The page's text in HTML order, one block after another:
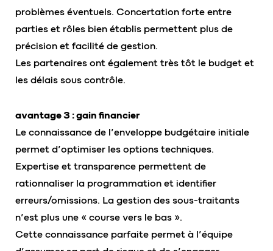
problèmes éventuels. Concertation forte entre
parties et rôles bien établis permettent plus de
précision et facilité de gestion.
Les partenaires ont également très tôt le budget et
les délais sous contrôle.
avantage 3 : gain financier
Le connaissance de l’enveloppe budgétaire initiale
permet d’optimiser les options techniques.
Expertise et transparence permettent de
rationnaliser la programmation et identifier
erreurs/omissions. La gestion des sous-traitants
n’est plus une « course vers le bas ».
Cette connaissance parfaite permet à l’équipe